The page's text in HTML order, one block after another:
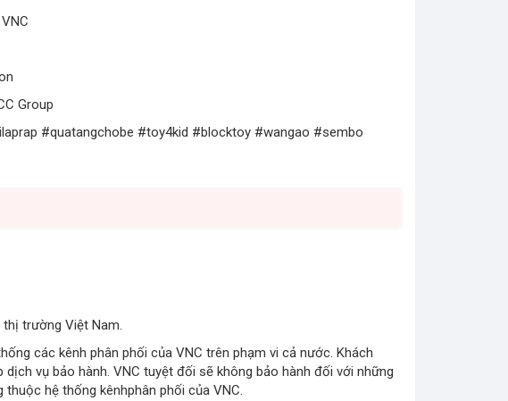
Group
#quatangchobe #toy4kid #blocktoy #wangao #sembo
trường Việt Nam.
các kênh phân phối của VNC trên phạm vi cả nước. Khách
vụ bảo hành. VNC tuyệt đối sẽ không bảo hành đối với những
hệ thống kênhphân phối của VNC.